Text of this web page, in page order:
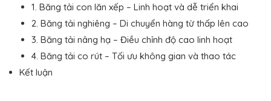
1. Băng tải con lăn xếp – Linh hoạt và dễ triển khai
2. Băng tải nghiêng – Di chuyển hàng từ thấp lên cao
3. Băng tải nâng hạ – Điều chỉnh độ cao linh hoạt
4. Băng tải co rút – Tối ưu không gian và thao tác
Kết luận